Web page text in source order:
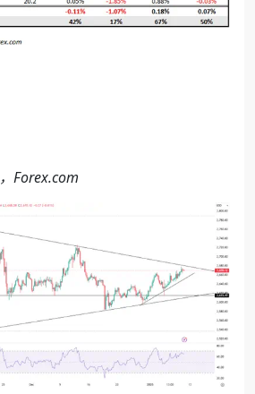
， Forex.com